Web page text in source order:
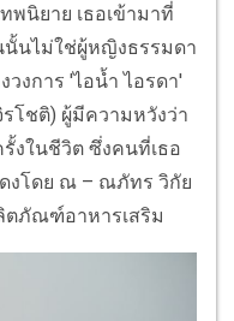
พนิยาย เธอเข้ามาที่
นั้นไม่ใช่ผู้หญิงธรรมดา
งการ 'ไอน้ำ ไอรดา'
โชติ) ผู้มีความหวังว่า
งในชีวิต ซึ่งคนที่เธอ
งโดย ณ – ณภัทร วิกัย
ตภัณฑ์อาหารเสริม